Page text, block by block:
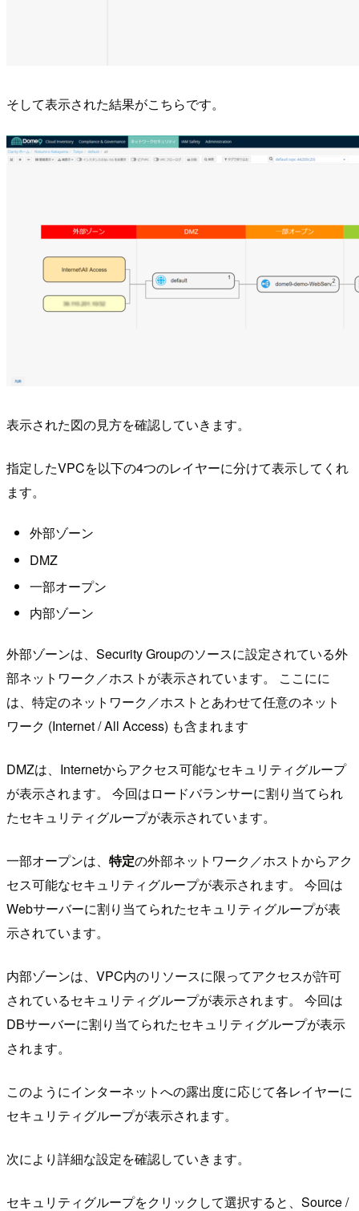
そして表示された結果がこちらです。
表示された図の見方を確認していきます。
指定したVPCを以下の4つのレイヤーに分けて表示してくれ
ます。
外部ゾーン
DMZ
一部オープン
内部ゾーン
外部ゾーンは、Security Groupのソースに設定されている外
部ネットワーク／ホストが表示されています。 ここにに
は、特定のネットワーク／ホストとあわせて任意のネット
ワーク (Internet / All Access) も含まれます
DMZは、Internetからアクセス可能なセキュリティグループ
が表示されます。 今回はロードバランサーに割り当てられ
たセキュリティグループが表示されています。
一部オープンは、 特定の外部ネットワーク／ホストからアク
セス可能なセキュリティグループが表示されます。 今回は
Webサーバーに割り当てられたセキュリティグループが表
示されています。
内部ゾーンは、VPC内のリソースに限ってアクセスが許可
されているセキュリティグループが表示されます。 今回は
DBサーバーに割り当てられたセキュリティグループが表示
されます。
このようにインターネットへの露出度に応じて各レイヤーに
セキュリティグループが表示されます。
次により詳細な設定を確認していきます。
セキュリティグループをクリックして選択すると、Source /